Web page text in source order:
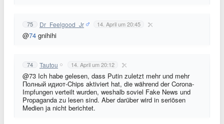
75 Dr_Feelgood_Jr 14. April um 20:45
@74 gnihihi
74 Tautou 14. April um 20:12
@73 Ich habe gelesen, dass Putin zuletzt mehr und mehr
Полный идиот-Chips aktiviert hat, die während der Corona-
Impfungen verteilt wurden, weshalb soviel Fake News und
Propaganda zu lesen sind. Aber darüber wird in seriösen
Medien ja nicht berichtet.